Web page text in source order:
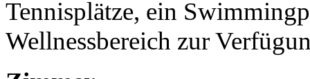
Tennisplätze, ein
Wellnessbereich zur